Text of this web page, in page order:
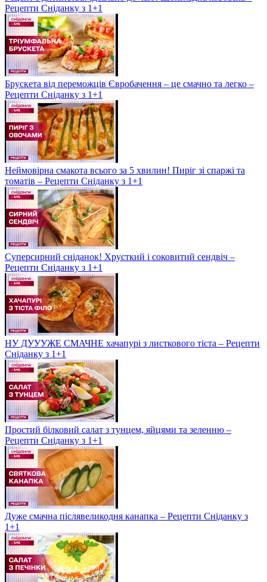
Рецепти Сніданку з 1+1
Брускета від переможців Євробачення – це смачно та легко –
Рецепти Сніданку з 1+1
Неймовірна смакота всього за 5 хвилин! Пиріг зі спаржі та
томатів – Рецепти Сніданку з 1+1
Суперсирний сніданок! Хрусткий і соковитий сендвіч –
Рецепти Сніданку з 1+1
НУ ДУУУЖЕ СМАЧНЕ хачапурі з листкового тіста – Рецепти
Сніданку з 1+1
Простий білковий салат з тунцем, яйцями та зеленню –
Рецепти Сніданку з 1+1
Дуже смачна післявеликодня канапка – Рецепти Сніданку з
1+1